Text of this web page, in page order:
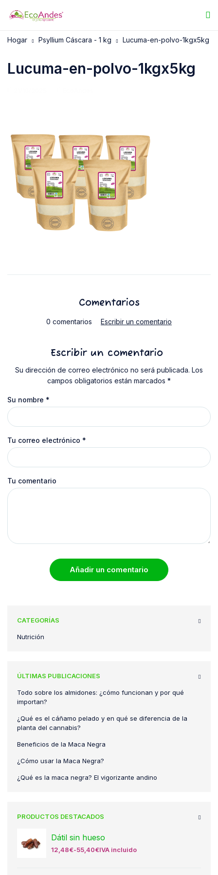
Hogar Psyllium Cáscara - 1 kg Lucuma-en-polvo-1kgx5kg
Lucuma-en-polvo-1kgx5kg
Comentarios
0 comentarios Escribir un comentario
Escribir un comentario
Su dirección de correo electrónico no será publicada. Los
campos obligatorios están marcados *
Su nombre *
Tu correo electrónico *
Tu comentario
Añadir un comentario
CATEGORÍAS
Nutrición
ÚLTIMAS PUBLICACIONES
Todo sobre los almidones: ¿cómo funcionan y por qué
importan?
¿Qué es el cáñamo pelado y en qué se diferencia de la
planta del cannabis?
Beneficios de la Maca Negra
¿Cómo usar la Maca Negra?
¿Qué es la maca negra? El vigorizante andino
PRODUCTOS DESTACADOS
Dátil sin hueso
12,48€-55,40€IVA incluido